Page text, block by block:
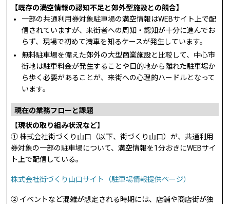
【既存の満空情報の認知不足と郊外型施設との競合】
一部の共通利用券対象駐車場の満空情報はWEBサイト上で配
信されていますが、来街者への周知・認知が十分に進んでお
らず、現場で初めて満車を知るケースが発生しています。
無料駐車場を備えた郊外の大型商業施設と比較して、中心市
街地は駐車料金が発生することや目的地から離れた駐車場か
ら歩く必要があることが、来街への心理的ハードルとなって
います。
現在の業務フローと課題
【現状の取り組み状況など】
① 株式会社街づくり山口（以下、街づくり山口）が、共通利用
券対象の一部の駐車場について、満空情報を1分おきにWEBサイ
ト上で配信している。
株式会社街づくり山口サイト（駐車場情報提供ページ）
② イベントなど混雑が想定される時期には、店舗や商店街が独